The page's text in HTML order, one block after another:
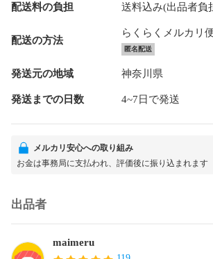
配送料の負担 送料込み(出品者負
配送の方法
らくらくメルカリ
匿名配送
発送元の地域 神奈川県
発送までの日数 4~7日で発送
メルカリ安心への取り組み
お金は事務局に支払われ、評価後に振り込まれます
出品者
maimeru